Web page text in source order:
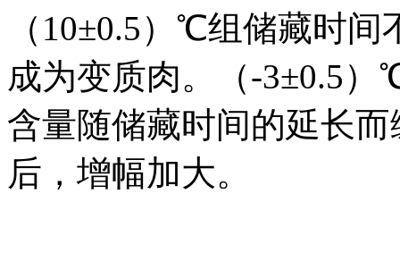
（10±0.5）℃组储藏时
成为变质肉。（-3±0.5
含量随储藏时间的延长
后，增幅加大。